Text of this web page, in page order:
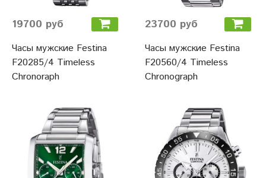
19700 руб
Часы мужские Festina
F20285/4 Timeless
Chronoraph
23700 руб
Часы мужские Festina
F20560/4 Timeless
Chronograph